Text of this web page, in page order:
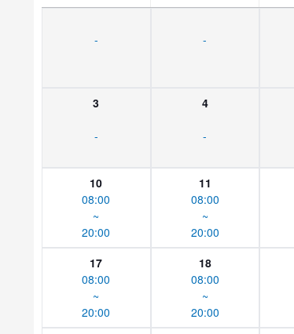
- -
3
-
4
-
10
08:00
~
20:00
11
08:00
~
20:00
17
08:00
~
20:00
18
08:00
~
20:00